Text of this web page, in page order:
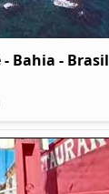
Bahia - Brasil